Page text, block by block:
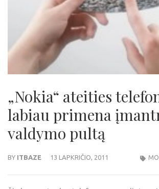
„Nokia“ ateities
labiau primena
valdymo pultą
BY ITBAZE 13 LAPKRIČIO, 2011